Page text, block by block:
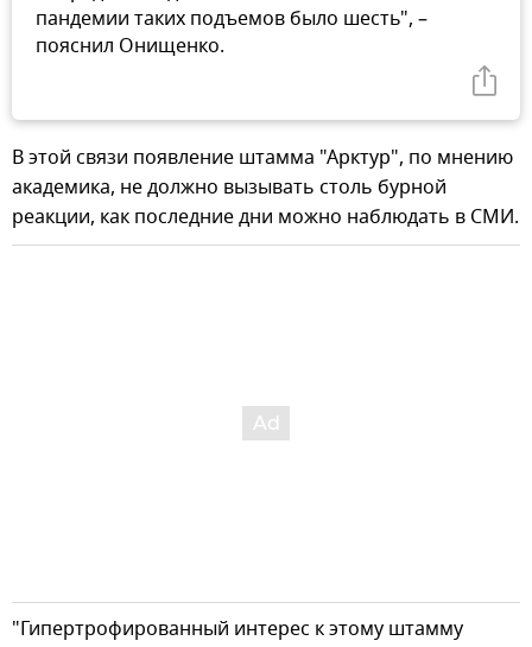
пандемии таких подъемов было шесть", –
пояснил Онищенко.
В этой связи появление штамма "Арктур", по мнению
академика, не должно вызывать столь бурной
реакции, как последние дни можно наблюдать в СМИ.
"Гипертрофированный интерес к этому штамму